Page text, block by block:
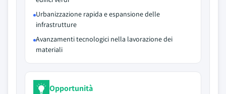
Urbanizzazione rapida e espansione delle
infrastrutture
Avanzamenti tecnologici nella lavorazione dei
materiali
Opportunità